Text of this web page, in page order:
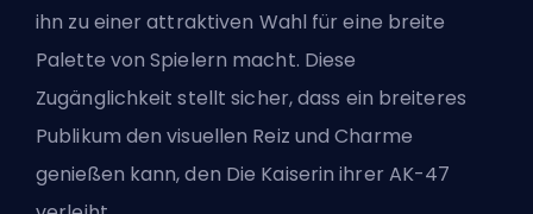
ihn zu einer attraktiven Wahl für eine breite
Palette von Spielern macht. Diese
Zugänglichkeit stellt sicher, dass ein breiteres
Publikum den visuellen Reiz und Charme
genießen kann, den Die Kaiserin ihrer AK-47